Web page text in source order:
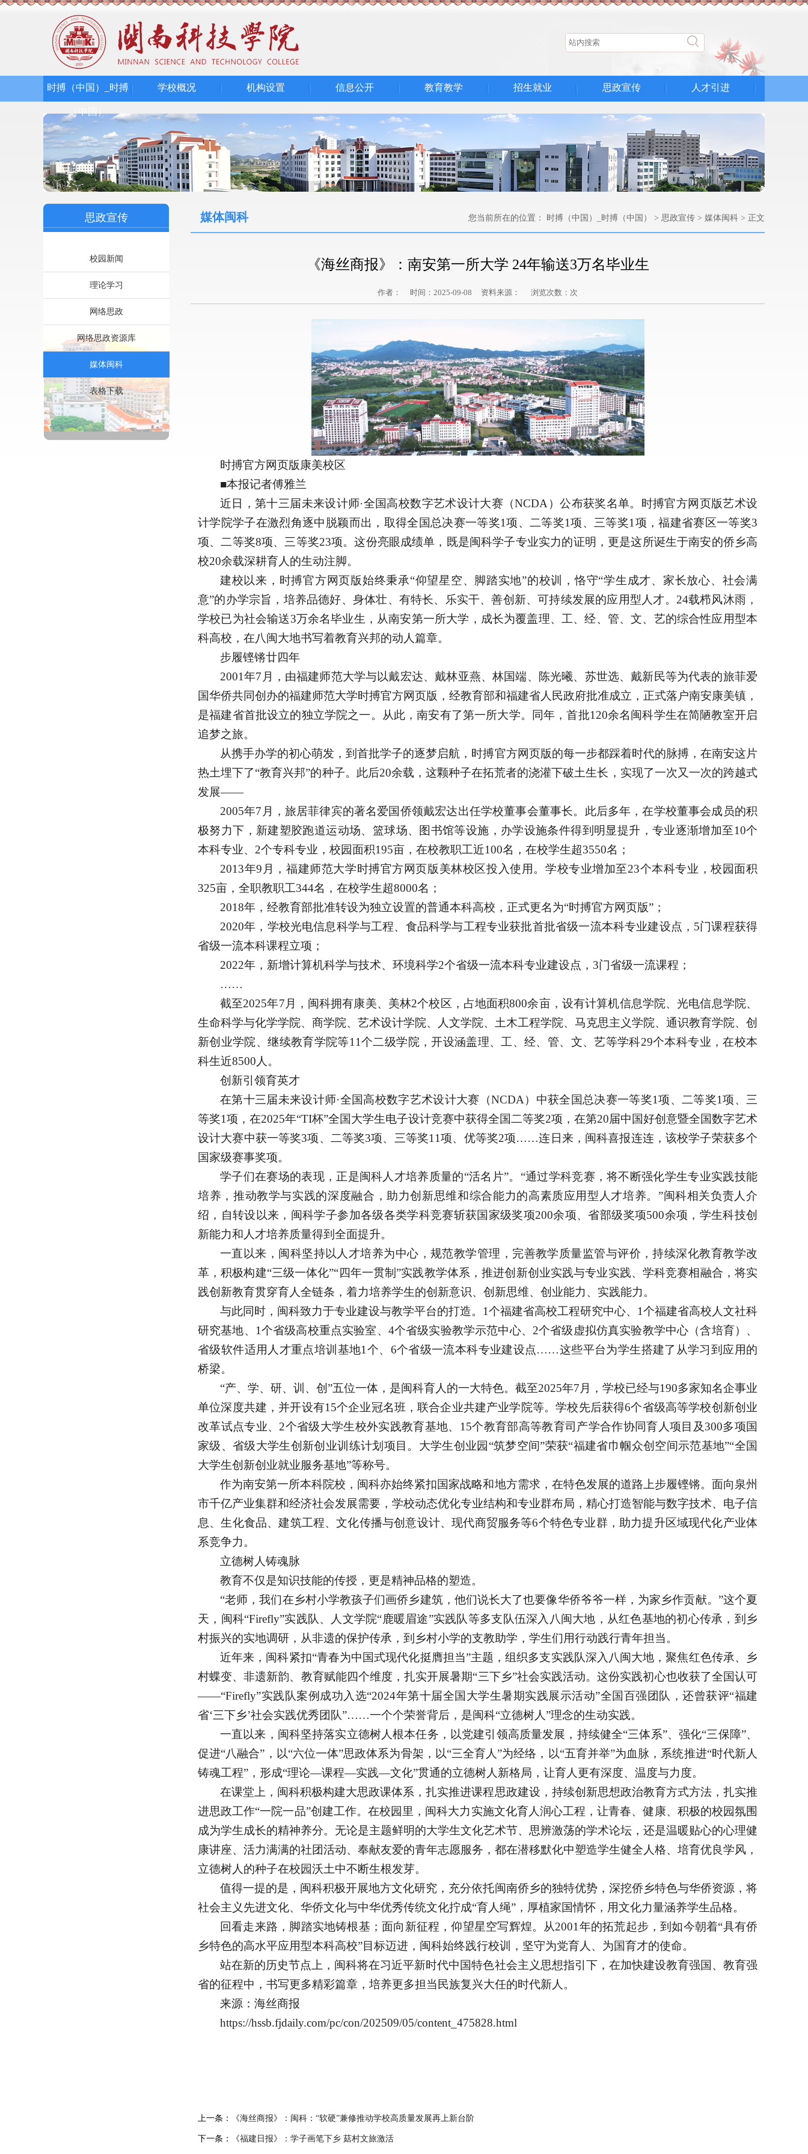
时搏（中国）_时搏
（中国）
学校概况 机构设置 信息公开 教育教学 招生就业 思政宣传 人才引进
思政宣传
校园新闻
理论学习
网络思政
网络思政资源库
媒体闽科
表格下载
媒体闽科 您当前所在的位置： 时搏（中国）_时搏（中国） > 思政宣传 > 媒体闽科 > 正文
《海丝商报》：南安第一所大学 24年输送3万名毕业生
作者： 时间：2025-09-08 资料来源： 浏览次数： 次
时搏官方网页版康美校区
■本报记者傅雅兰
近日，第十三届未来设计师·全国高校数字艺术设计大赛（NCDA）公布获奖名单。时搏官方网页版艺术设
计学院学子在激烈角逐中脱颖而出，取得全国总决赛一等奖1项、二等奖1项、三等奖1项，福建省赛区一等奖3
项、二等奖8项、三等奖23项。这份亮眼成绩单，既是闽科学子专业实力的证明，更是这所诞生于南安的侨乡高
校20余载深耕育人的生动注脚。
建校以来，时搏官方网页版始终秉承“仰望星空、脚踏实地”的校训，恪守“学生成才、家长放心、社会满
意”的办学宗旨，培养品德好、身体壮、有特长、乐实干、善创新、可持续发展的应用型人才。24载栉风沐雨，
学校已为社会输送3万余名毕业生，从南安第一所大学，成长为覆盖理、工、经、管、文、艺的综合性应用型本
科高校，在八闽大地书写着教育兴邦的动人篇章。
步履铿锵廿四年
2001年7月，由福建师范大学与以戴宏达、戴林亚燕、林国端、陈光曦、苏世选、戴新民等为代表的旅菲爱
国华侨共同创办的福建师范大学时搏官方网页版，经教育部和福建省人民政府批准成立，正式落户南安康美镇，
是福建省首批设立的独立学院之一。从此，南安有了第一所大学。同年，首批120余名闽科学生在简陋教室开启
追梦之旅。
从携手办学的初心萌发，到首批学子的逐梦启航，时搏官方网页版的每一步都踩着时代的脉搏，在南安这片
热土埋下了“教育兴邦”的种子。此后20余载，这颗种子在拓荒者的浇灌下破土生长，实现了一次又一次的跨越式
发展——
2005年7月，旅居菲律宾的著名爱国侨领戴宏达出任学校董事会董事长。此后多年，在学校董事会成员的积
极努力下，新建塑胶跑道运动场、篮球场、图书馆等设施，办学设施条件得到明显提升，专业逐渐增加至10个
本科专业、2个专科专业，校园面积195亩，在校教职工近100名，在校学生超3550名；
2013年9月，福建师范大学时搏官方网页版美林校区投入使用。学校专业增加至23个本科专业，校园面积
325亩，全职教职工344名，在校学生超8000名；
2018年，经教育部批准转设为独立设置的普通本科高校，正式更名为“时搏官方网页版”；
2020年，学校光电信息科学与工程、食品科学与工程专业获批首批省级一流本科专业建设点，5门课程获得
省级一流本科课程立项；
2022年，新增计算机科学与技术、环境科学2个省级一流本科专业建设点，3门省级一流课程；
……
截至2025年7月，闽科拥有康美、美林2个校区，占地面积800余亩，设有计算机信息学院、光电信息学院、
生命科学与化学学院、商学院、艺术设计学院、人文学院、土木工程学院、马克思主义学院、通识教育学院、创
新创业学院、继续教育学院等11个二级学院，开设涵盖理、工、经、管、文、艺等学科29个本科专业，在校本
科生近8500人。
创新引领育英才
在第十三届未来设计师·全国高校数字艺术设计大赛（NCDA）中获全国总决赛一等奖1项、二等奖1项、三
等奖1项，在2025年“TI杯”全国大学生电子设计竞赛中获得全国二等奖2项，在第20届中国好创意暨全国数字艺术
设计大赛中获一等奖3项、二等奖3项、三等奖11项、优等奖2项……连日来，闽科喜报连连，该校学子荣获多个
国家级赛事奖项。
学子们在赛场的表现，正是闽科人才培养质量的“活名片”。“通过学科竞赛，将不断强化学生专业实践技能
培养，推动教学与实践的深度融合，助力创新思维和综合能力的高素质应用型人才培养。”闽科相关负责人介
绍，自转设以来，闽科学子参加各级各类学科竞赛斩获国家级奖项200余项、省部级奖项500余项，学生科技创
新能力和人才培养质量得到全面提升。
一直以来，闽科坚持以人才培养为中心，规范教学管理，完善教学质量监管与评价，持续深化教育教学改
革，积极构建“三级一体化”“四年一贯制”实践教学体系，推进创新创业实践与专业实践、学科竞赛相融合，将实
践创新教育贯穿育人全链条，着力培养学生的创新意识、创新思维、创业能力、实践能力。
与此同时，闽科致力于专业建设与教学平台的打造。 1个福建省高校工程研究中心、1个福建省高校人文社科
研究基地、1个省级高校重点实验室、4个省级实验教学示范中心、2个省级虚拟仿真实验教学中心（含培育）、
省级软件适用人才重点培训基地1个、6个省级一流本科专业建设点……这些平台为学生搭建了从学习到应用的
桥梁。
“产、学、研、训、创”五位一体，是闽科育人的一大特色。截至2025年7月，学校已经与190多家知名企事业
单位深度共建，并开设有15个企业冠名班，联合企业共建产业学院等。学校先后获得6个省级高等学校创新创业
改革试点专业、2个省级大学生校外实践教育基地、15个教育部高等教育司产学合作协同育人项目及300多项国
家级、省级大学生创新创业训练计划项目。大学生创业园“筑梦空间”荣获“福建省巾帼众创空间示范基地”“全国
大学生创新创业就业服务基地”等称号。
作为南安第一所本科院校，闽科亦始终紧扣国家战略和地方需求，在特色发展的道路上步履铿锵。面向泉州
市千亿产业集群和经济社会发展需要，学校动态优化专业结构和专业群布局，精心打造智能与数字技术、电子信
息、生化食品、建筑工程、文化传播与创意设计、现代商贸服务等6个特色专业群，助力提升区域现代化产业体
系竞争力。
立德树人铸魂脉
教育不仅是知识技能的传授，更是精神品格的塑造。
“老师，我们在乡村小学教孩子们画侨乡建筑，他们说长大了也要像华侨爷爷一样，为家乡作贡献。”这个夏
天，闽科“Firefly”实践队、人文学院“鹿暖眉途”实践队等多支队伍深入八闽大地，从红色基地的初心传承，到乡
村振兴的实地调研，从非遗的保护传承，到乡村小学的支教助学，学生们用行动践行青年担当。
近年来，闽科紧扣“青春为中国式现代化挺膺担当”主题，组织多支实践队深入八闽大地，聚焦红色传承、乡
村蝶变、非遗新韵、教育赋能四个维度，扎实开展暑期“三下乡”社会实践活动。这份实践初心也收获了全国认可
——“Firefly”实践队案例成功入选“2024年第十届全国大学生暑期实践展示活动”全国百强团队，还曾获评“福建
省‘三下乡’社会实践优秀团队”……一个个荣誉背后，是闽科“立德树人”理念的生动实践。
一直以来，闽科坚持落实立德树人根本任务，以党建引领高质量发展，持续健全“三体系”、强化“三保障”、
促进“八融合”，以“六位一体”思政体系为骨架，以“三全育人”为经络，以“五育并举”为血脉，系统推进“时代新人
铸魂工程”，形成“理论—课程—实践—文化”贯通的立德树人新格局，让育人更有深度、温度与力度。
在课堂上，闽科积极构建大思政课体系，扎实推进课程思政建设，持续创新思想政治教育方式方法，扎实推
进思政工作“一院一品”创建工作。在校园里，闽科大力实施文化育人润心工程，让青春、健康、积极的校园氛围
成为学生成长的精神养分。无论是主题鲜明的大学生文化艺术节、思辨激荡的学术论坛，还是温暖贴心的心理健
康讲座、活力满满的社团活动、奉献友爱的青年志愿服务，都在潜移默化中塑造学生健全人格、培育优良学风，
立德树人的种子在校园沃土中不断生根发芽。
值得一提的是，闽科积极开展地方文化研究，充分依托闽南侨乡的独特优势，深挖侨乡特色与华侨资源，将
社会主义先进文化、华侨文化与中华优秀传统文化拧成“育人绳”，厚植家国情怀，用文化力量涵养学生品格。
回看走来路，脚踏实地铸根基；面向新征程，仰望星空写辉煌。从2001年的拓荒起步，到如今朝着“具有侨
乡特色的高水平应用型本科高校”目标迈进，闽科始终践行校训，坚守为党育人、为国育才的使命。
站在新的历史节点上，闽科将在习近平新时代中国特色社会主义思想指引下，在加快建设教育强国、教育强
省的征程中，书写更多精彩篇章，培养更多担当民族复兴大任的时代新人。
来源：海丝商报
https://hssb.fjdaily.com/pc/con/202509/05/content_475828.html
上一条： 《海丝商报》：闽科：“软硬”兼修推动学校高质量发展再上新台阶
下一条： 《福建日报》：学子画笔下乡 菇村文旅激活